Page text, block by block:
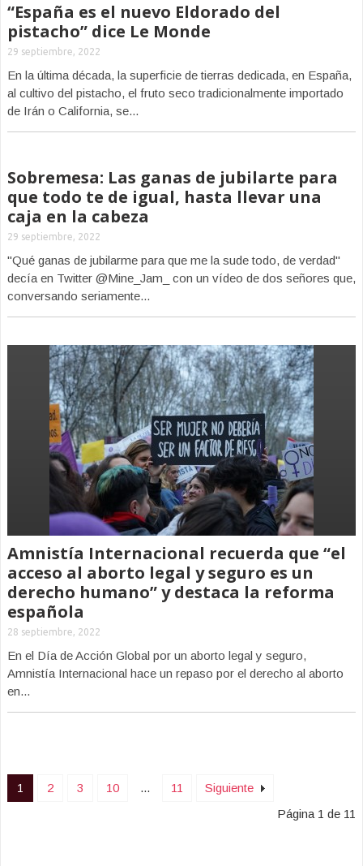
“España es el nuevo Eldorado del
pistacho” dice Le Monde
29 septiembre, 2022
En la última década, la superficie de tierras dedicada, en España,
al cultivo del pistacho, el fruto seco tradicionalmente importado
de Irán o California, se...
Sobremesa: Las ganas de jubilarte para
que todo te de igual, hasta llevar una
caja en la cabeza
29 septiembre, 2022
"Qué ganas de jubilarme para que me la sude todo, de verdad"
decía en Twitter @Mine_Jam_ con un vídeo de dos señores que,
conversando seriamente...
Amnistía Internacional recuerda que “el
acceso al aborto legal y seguro es un
derecho humano” y destaca la reforma
española
28 septiembre, 2022
En el Día de Acción Global por un aborto legal y seguro,
Amnistía Internacional hace un repaso por el derecho al aborto
en...
1 2 3 10 ... 11
Siguiente
Página 1 de 11